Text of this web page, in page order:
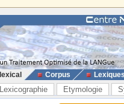
Corpus
Lexicographie Etymologie